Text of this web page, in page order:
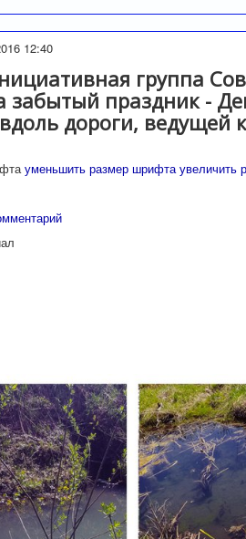
12:40
группа
забытый праздник -
дороги, ведущей
уменьшить размер шрифта увеличить